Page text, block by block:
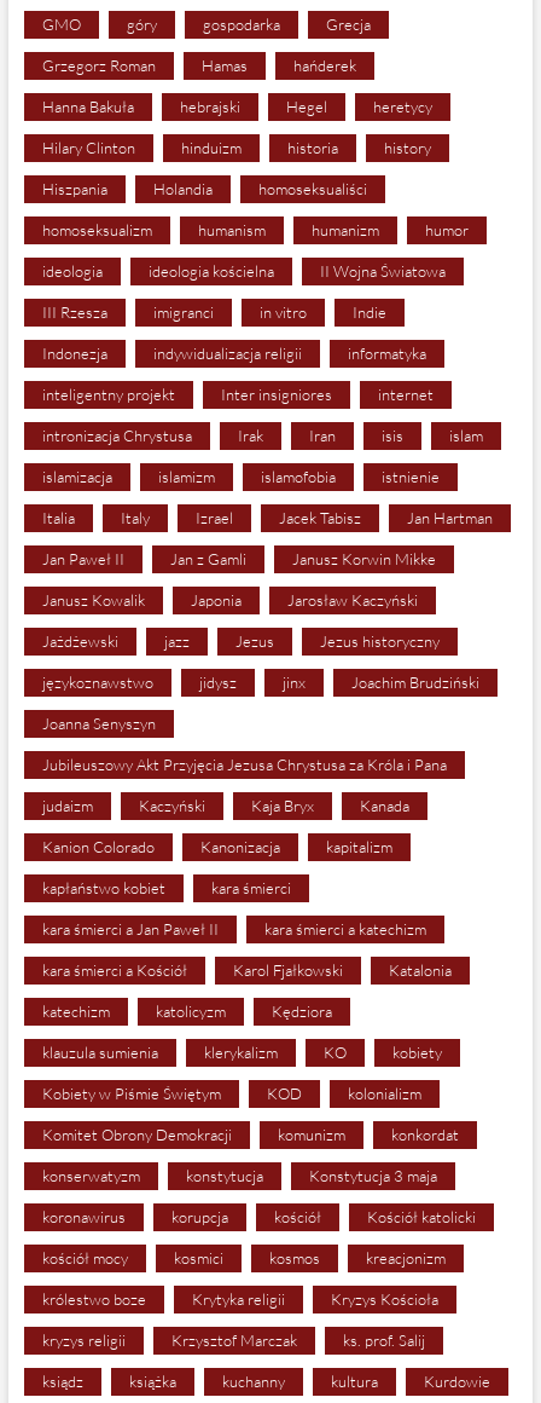
GMO góry gospodarka Grecja
Grzegorz Roman Hamas hańderek
Hanna Bakuła hebrajski Hegel heretycy
Hilary Clinton hinduizm historia history
Hiszpania Holandia homoseksualiści
homoseksualizm humanism humanizm humor
ideologia ideologia kościelna II Wojna Światowa
III Rzesza imigranci in vitro Indie
Indonezja indywidualizacja religii informatyka
inteligentny projekt Inter insigniores internet
intronizacja Chrystusa Irak Iran isis islam
islamizacja islamizm islamofobia istnienie
Italia Italy Izrael Jacek Tabisz Jan Hartman
Jan Paweł II Jan z Gamli Janusz Korwin Mikke
Janusz Kowalik Japonia Jarosław Kaczyński
Jażdżewski jazz Jezus Jezus historyczny
językoznawstwo jidysz jinx Joachim Brudziński
Joanna Senyszyn
Jubileuszowy Akt Przyjęcia Jezusa Chrystusa za Króla i Pana
judaizm Kaczyński Kaja Bryx Kanada
Kanion Colorado Kanonizacja kapitalizm
kapłaństwo kobiet kara śmierci
kara śmierci a Jan Paweł II kara śmierci a katechizm
kara śmierci a Kościół Karol Fjałkowski Katalonia
katechizm katolicyzm Kędziora
klauzula sumienia klerykalizm KO kobiety
Kobiety w Piśmie Świętym KOD kolonializm
Komitet Obrony Demokracji komunizm konkordat
konserwatyzm konstytucja Konstytucja 3 maja
koronawirus korupcja kościół Kościół katolicki
kościół mocy kosmici kosmos kreacjonizm
królestwo boze Krytyka religii Kryzys Kościoła
kryzys religii Krzysztof Marczak ks. prof. Salij
ksiądz książka kuchanny kultura Kurdowie